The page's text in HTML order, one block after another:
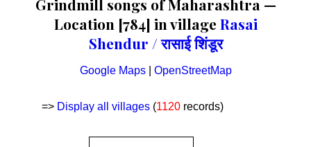
Location [784] in village Rasai
Shendur / रासाई शिंडूर
Google Maps| OpenStreetMap
=> Display all villages (1120 records)